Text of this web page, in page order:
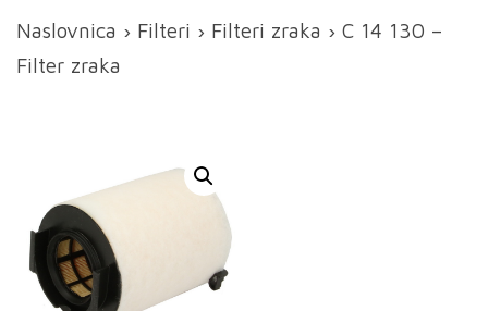
Naslovnica › Filteri › Filteri zraka › C 14 130 –
Filter zraka